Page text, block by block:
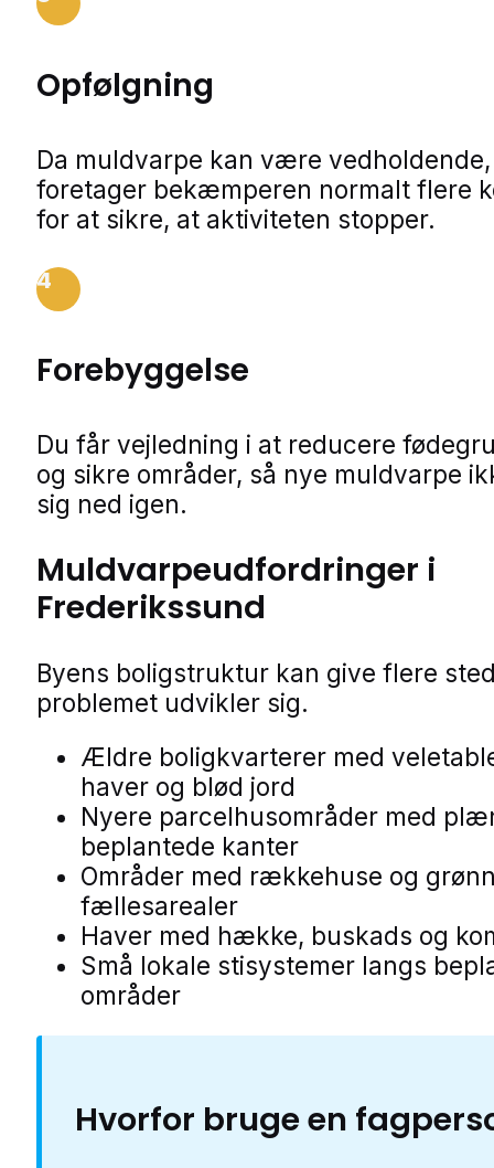
Opfølgning
Da muldvarpe kan være vedholdende,
foretager bekæmperen normalt flere
for at sikre, at aktiviteten stopper.
4
Forebyggelse
Du får vejledning i at reducere
og sikre områder, så nye muldvarpe
sig ned igen.
Muldvarpeudfordringer i
Frederikssund
Byens boligstruktur kan give flere
problemet udvikler sig.
Ældre boligkvarterer med
haver og blød jord
Nyere parcelhusområder med
beplantede kanter
Områder med rækkehuse og
fællesarealer
Haver med hække, buskads og
Små lokale stisystemer langs
områder
Hvorfor bruge en